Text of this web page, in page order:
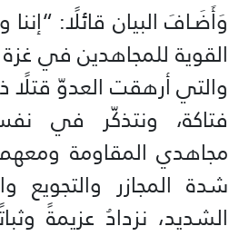
وَأَضَـافَ البيان قائلًا:
القوية للمجاهدين في غزة
والتي أرهقت العدوّ قتلًا
فتاكة، ونتذكّر في
مجاهدي المقاومة
شدة المجازر والتجويع
الشديد، نزدادُ عزيمةً